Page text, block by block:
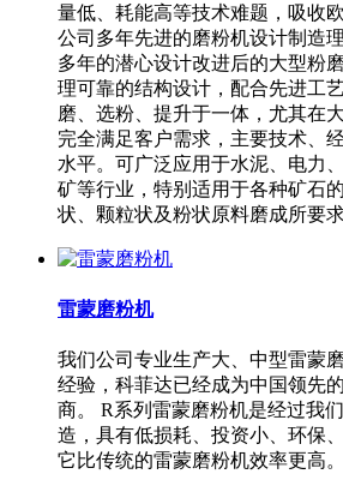
量低、耗能高等技术难题，吸收
公司多年先进的磨粉机设计制造
多年的潜心设计改进后的大型粉
理可靠的结构设计，配合先进工
磨、选粉、提升于一体，尤其在
完全满足客户需求，主要技术、
水平。可广泛应用于水泥、电力
矿等行业，特别适用于各种矿石
状、颗粒状及粉状原料磨成所要
雷蒙磨粉机
我们公司专业生产大、中型雷蒙
经验，科菲达已经成为中国领先
商。 R系列雷蒙磨粉机是经过我
造，具有低损耗、投资小、环保
它比传统的雷蒙磨粉机效率更高。